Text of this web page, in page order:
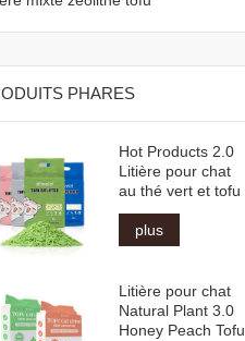
PHARES
Hot Products 2.0
Litière pour chat
au thé vert et tofu
plus
Litière pour chat
Natural Plant 3.0
Honey Peach Tofu